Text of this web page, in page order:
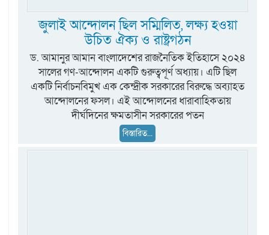
জুলাই আন্দোলন ছিল সম্মিলিত, লক্ষ্য হওয়া
উচিত ঐক্য ও রাষ্ট্রগঠন
ড. আমানুর আমান বাংলাদেশের রাজনৈতিক ইতিহাসে ২০২৪
সালের গণ-আন্দোলন একটি গুরুত্বপূর্ণ অধ্যায়। এটি ছিল
একটি নির্বাচনবিমুখ এক কেন্দ্রীক সরকারের বিরুদ্ধে অব্যাহত
আন্দোলনের ফসল। এই আন্দোলনের ধারাবাহিকতায়
দীর্ঘদিনের ক্ষমতাসীন সরকারের পতন
বিস্তারিত...